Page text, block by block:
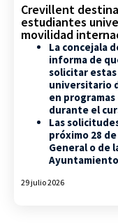
Crevillent
estudiantes
movilidad
La concejala
informa de
solicitar
universitario
en
durante el
Las
próximo 28
General o de
Ayuntamiento
29 julio 2026